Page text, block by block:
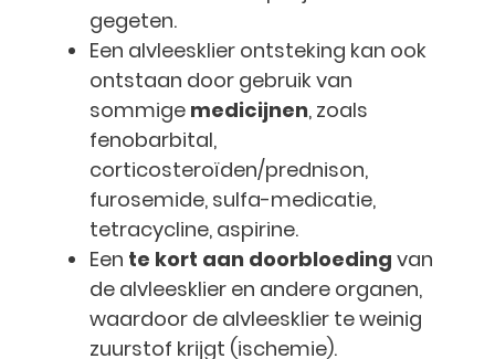
gegeten.
Een alvleesklier ontsteking kan ook
ontstaan door gebruik van
sommige medicijnen, zoals
fenobarbital,
corticosteroïden/prednison,
furosemide, sulfa-medicatie,
tetracycline, aspirine.
Een te kort aan doorbloeding van
de alvleesklier en andere organen,
waardoor de alvleesklier te weinig
zuurstof krijgt (ischemie).